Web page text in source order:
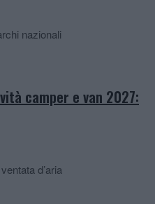
nazionali
camper e van 2027:
d’aria